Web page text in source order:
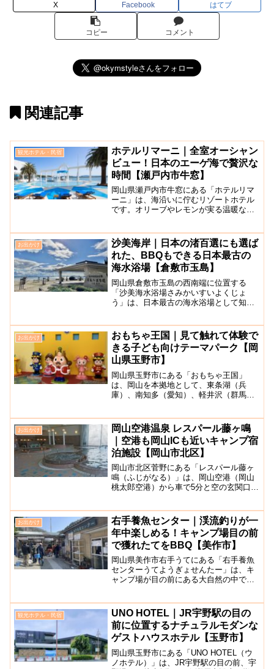
X Facebook はてブ
コピー コメント
関連記事
観光ホテル・民宿
ホテルリマーニ｜全室オーシャン
ビュー！日本のエーゲ海で贅沢な
時間【瀬戸内市牛窓】
岡山県瀬戸内市牛窓にある「ホテルリマ
ーニ」は、海沿いに佇むリゾートホテル
です。オリーブやレモンが実る温暖な気
色を堪能できます。コンセプトはギリシ
ャのリゾートで、牛窓町が...
お出かけ
沙美海岸｜日本の渚百選にも選ば
れた、BBQもできる日本最古の
海水浴場【倉敷市玉島】
岡山県倉敷市玉島の西南端に位置する
「沙美海水浴場さみかいすいよくじょ
う」は、日本最古の海水浴場として知ら
出されています。海水浴シーズンには多
くの海水浴客で賑わい、バ...
お出かけ
おもちゃ王国｜見て触れて体験で
きる子ども向けテーマパーク【岡
山県玉野市】
岡山県玉野市にある「おもちゃ王国」
は、岡山を本拠地として、東条湖（兵
庫）、南知多（愛知）、軽井沢（群馬）
触れて・体験できるテーマパークをコン
セプトにしています。園内に...
お出かけ
岡山空港温泉 レスパール藤ヶ鳴
｜空港も岡山ICも近いキャンプ宿
泊施設【岡山市北区】
岡山市北区菅野にある「レスパール藤ヶ
鳴（ふじがなる）」は、岡山空港（岡山
桃太郎空港）から車で5分と空の玄関口か
浴場、レストランは営業休止中です。高
級コテージ「四季の...
お出かけ
右手養魚センター｜渓流釣りが一
年中楽しめる！キャンプ場目の前
で獲れたてをBBQ【美作市】
岡山県美作市右手うてにある「右手養魚
センターうてようぎょせんたー」は、キ
ャンプ場が目の前にある大自然の中で渓
ラメ（アマゴ）やマスなどを釣ることが
できます。エサや竿はレン...
観光ホテル・民宿
UNO HOTEL｜JR宇野駅の目の
前に位置するナチュラルモダンな
ゲストハウスホテル【玉野市】
岡山県玉野市にある「UNO HOTEL（ウ
ノホテル）」は、JR宇野駅の目の前、宇